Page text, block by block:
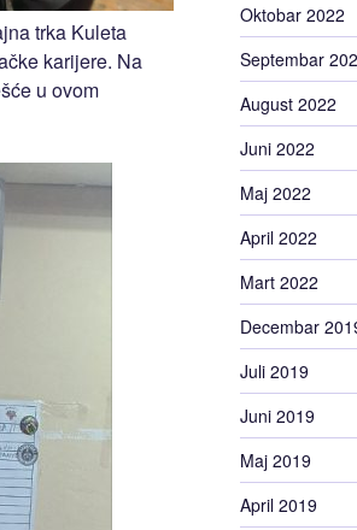
trka Kuleta
karijere. Na
u ovom
Oktobar 2022
Septembar
August 2022
Juni 2022
Maj 2022
April 2022
Mart 2022
Decembar
Juli 2019
Juni 2019
Maj 2019
April 2019